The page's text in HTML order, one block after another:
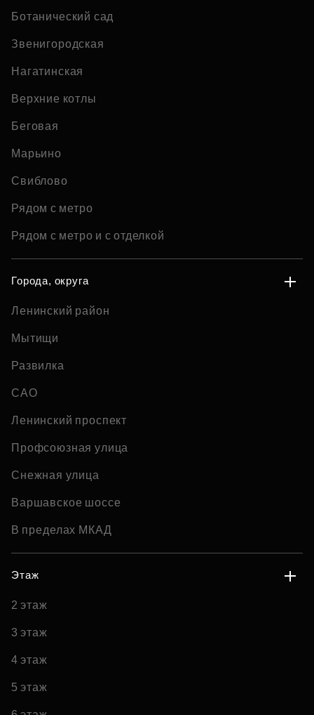
Ботанический сад
Звенигородская
Нагатинская
Верхние котлы
Беговая
Марьино
Свиблово
Рядом с метро
Рядом с метро и с отделкой
Города, округа
Ленинский район
Мытищи
Развилка
САО
Ленинский проспект
Профсоюзная улица
Снежная улица
Варшавское шоссе
В пределах МКАД
Этаж
2 этаж
3 этаж
4 этаж
5 этаж